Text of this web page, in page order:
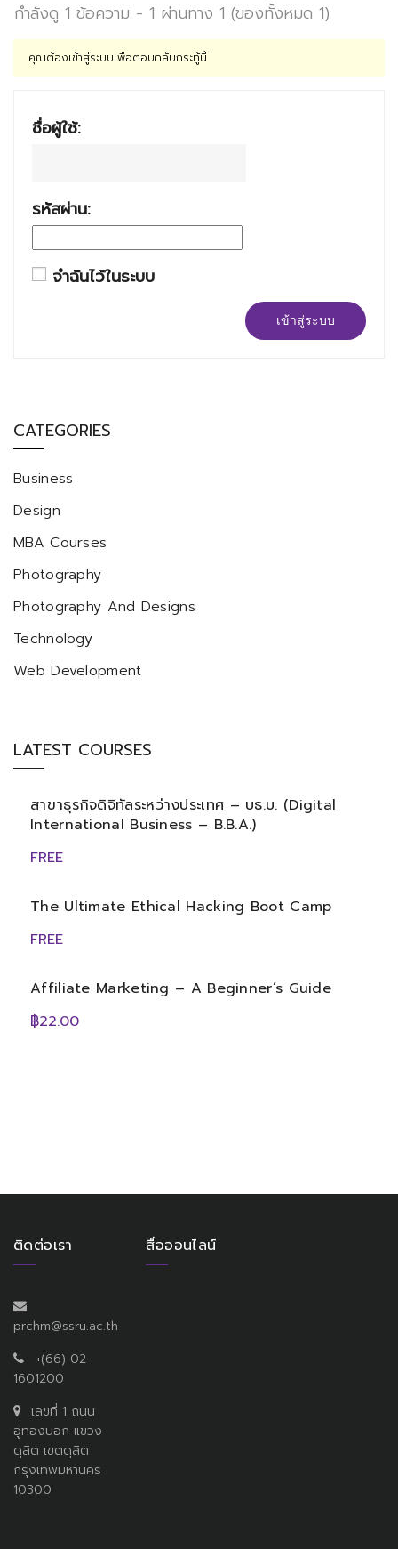
กำลังดู 1 ข้อความ - 1 ผ่านทาง 1 (ของทั้งหมด 1)
คุณต้องเข้าสู่ระบบเพื่อตอบกลับกระทู้นี้
ชื่อผู้ใช้:
รหัสผ่าน:
จำฉันไว้ในระบบ
เข้าสู่ระบบ
CATEGORIES
Business
Design
MBA Courses
Photography
Photography And Designs
Technology
Web Development
LATEST COURSES
สาขาธุรกิจดิจิทัลระหว่างประเทศ – บธ.บ. (Digital
International Business – B.B.A.)
FREE
The Ultimate Ethical Hacking Boot Camp
FREE
Affiliate Marketing – A Beginner’s Guide
฿22.00
ติดต่อเรา
prchm@ssru.ac.th
+(66) 02-
1601200
เลขที่ 1 ถนน
อู่ทองนอก แขวง
ดุสิต เขตดุสิต
กรุงเทพมหานคร
10300
สื่อออนไลน์